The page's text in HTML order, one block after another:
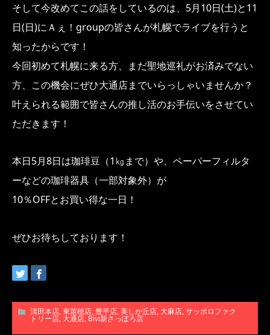
そして今改めてこの話をしているのは、5月10日(土)と11
日(日)にＡぇ！groupの皆さんが札幌でライブを行うと
知ったからです！
今回初めて札幌に来る方、まだ聖地巡礼がお済みでない
方、この機会にぜひ大通店までいらっしゃいませんか？
叶えられる範囲で皆さんの推し活のお手伝いをさせてい
ただきます！
本日5月8日は珈琲豆（1㎏まで）や、ペーパーフィルタ
ーなどの珈琲器具（一部対象外）が
10％OFFとお買い得な一日！
ぜひお待ちしております！
清田本店,東苗穂店, 豊平店,美しが丘店, 大麻店,サッポロファク
トリー店, 大通店,Bivi新さっぽろ店